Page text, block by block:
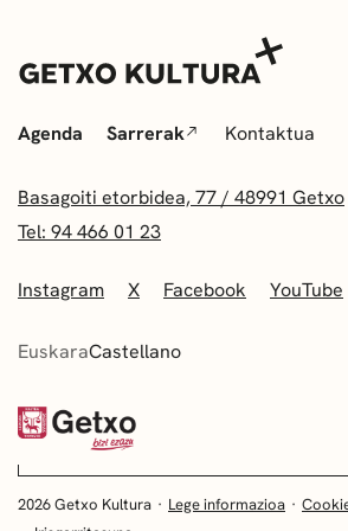
Agenda Sarrerak Kontaktua
Basagoiti etorbidea, 77 / 48991 Getxo
Tel: 94 466 01 23
Instagram X Facebook YouTube
EuskaraCastellano
2026 Getxo Kultura Lege informazioa